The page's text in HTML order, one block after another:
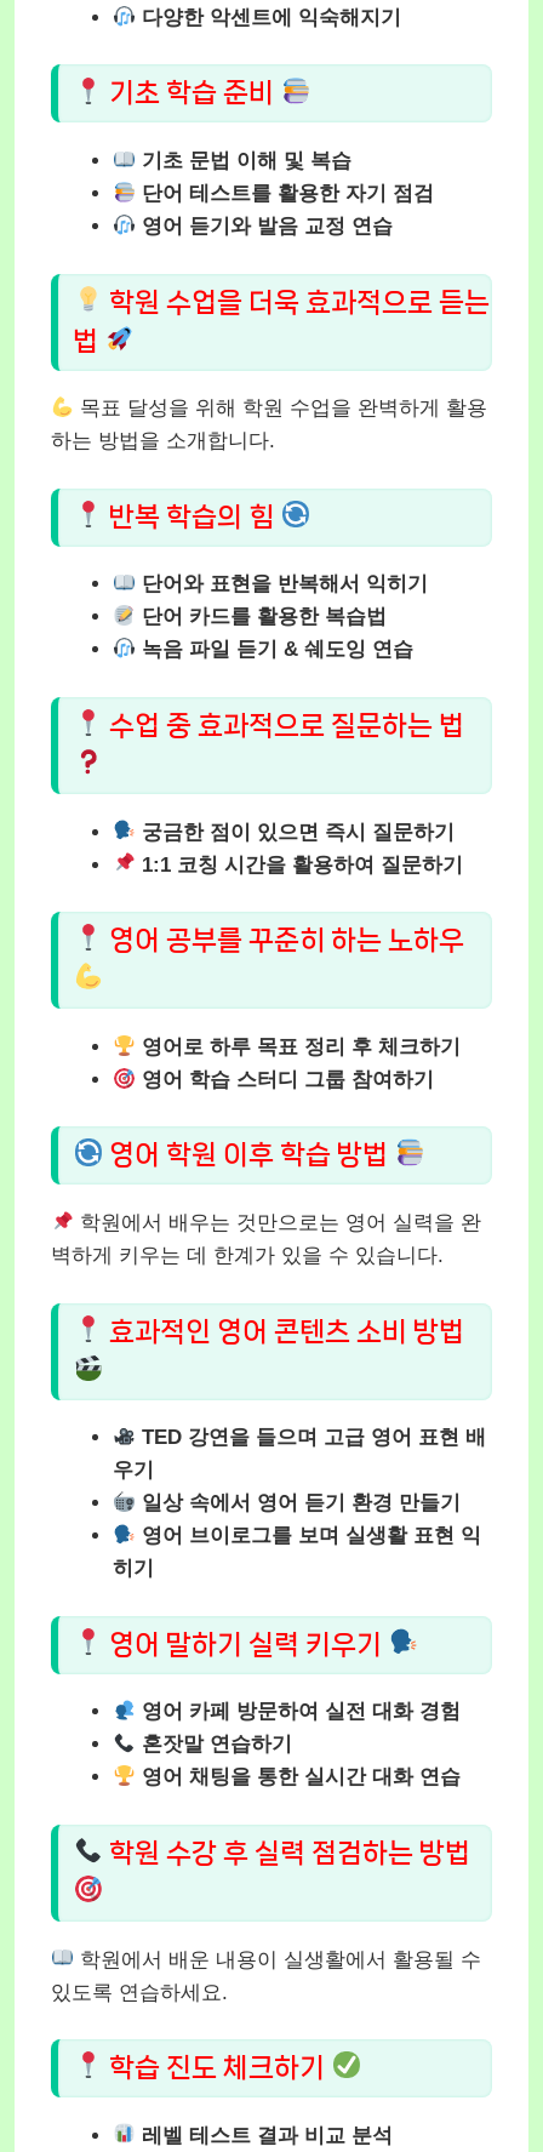
다양한 악센트에 익숙해지기
기초 학습 준비
기초 문법 이해 및 복습
단어 테스트를 활용한 자기 점검
영어 듣기와 발음 교정 연습
학원 수업을 더욱 효과적으로 듣는
법
목표 달성을 위해 학원 수업을 완벽하게 활용
하는 방법을 소개합니다.
반복 학습의 힘
단어와 표현을 반복해서 익히기
단어 카드를 활용한 복습법
녹음 파일 듣기 & 쉐도잉 연습
수업 중 효과적으로 질문하는 법
궁금한 점이 있으면 즉시 질문하기
1:1 코칭 시간을 활용하여 질문하기
영어 공부를 꾸준히 하는 노하우
영어로 하루 목표 정리 후 체크하기
영어 학습 스터디 그룹 참여하기
영어 학원 이후 학습 방법
학원에서 배우는 것만으로는 영어 실력을 완
벽하게 키우는 데 한계가 있을 수 있습니다.
효과적인 영어 콘텐츠 소비 방법
TED 강연을 들으며 고급 영어 표현 배
우기
일상 속에서 영어 듣기 환경 만들기
영어 브이로그를 보며 실생활 표현 익
히기
영어 말하기 실력 키우기
영어 카페 방문하여 실전 대화 경험
혼잣말 연습하기
영어 채팅을 통한 실시간 대화 연습
학원 수강 후 실력 점검하는 방법
학원에서 배운 내용이 실생활에서 활용될 수
있도록 연습하세요.
학습 진도 체크하기
레벨 테스트 결과 비교 분석